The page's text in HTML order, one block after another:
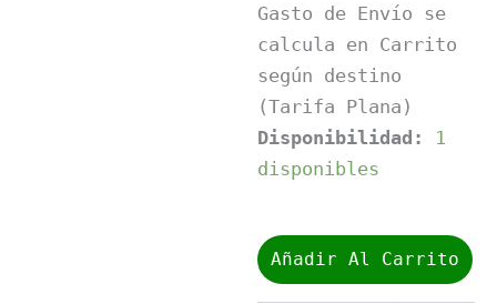
Gasto de Envío se
calcula en Carrito
según destino
(Tarifa Plana)
Disponibilidad:
1
disponibles
-
Todo
Añadir Al Carrito